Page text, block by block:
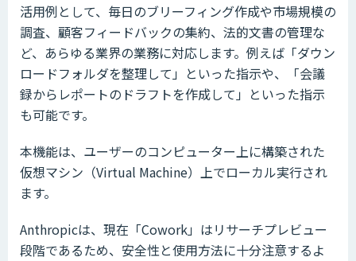
活用例として、毎日のブリーフィング作成や市場規模の
調査、顧客フィードバックの集約、法的文書の管理な
ど、あらゆる業界の業務に対応します。例えば「ダウン
ロードフォルダを整理して」といった指示や、「会議
録からレポートのドラフトを作成して」といった指示
も可能です。
本機能は、ユーザーのコンピューター上に構築された
仮想マシン（Virtual Machine）上でローカル実行され
ます。
Anthropicは、現在「Cowork」はリサーチプレビュー
段階であるため、安全性と使用方法に十分注意するよ